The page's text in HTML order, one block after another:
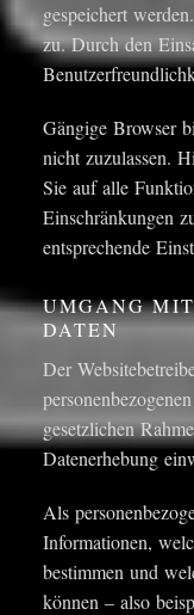
gespeichert
zu. Durch den
Gängige Browser
nicht zuzulassen.
Sie auf alle
Einschränkungen
entsprechende
UMGANG
DATEN
Der
gesetzlichen
Datenerhebung
Als
Informationen,
bestimmen und
können – also